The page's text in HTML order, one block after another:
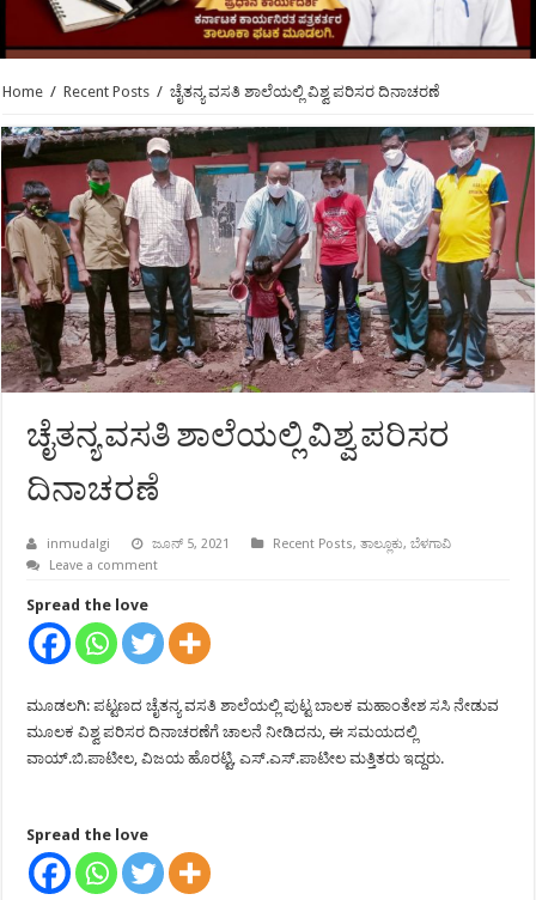
Home / Recent Posts / ಚೈತನ್ಯ ವಸತಿ ಶಾಲೆಯಲ್ಲಿ ವಿಶ್ವ ಪರಿಸರ ದಿನಾಚರಣೆ
ಚೈತನ್ಯ ವಸತಿ ಶಾಲೆಯಲ್ಲಿ ವಿಶ್ವ ಪರಿಸರ
ದಿನಾಚರಣೆ
inmudalgi ಜೂನ್ 5, 2021 Recent Posts,ತಾಲ್ಲೂಕು,ಬೆಳಗಾವಿ
Leave a comment
Spread the love
ಮೂಡಲಗಿ: ಪಟ್ಟಣದ ಚೈತನ್ಯ ವಸತಿ ಶಾಲೆಯಲ್ಲಿ ಪುಟ್ಟ ಬಾಲಕ ಮಹಾಂತೇಶ ಸಸಿ ನೇಡುವ
ಮೂಲಕ ವಿಶ್ವ ಪರಿಸರ ದಿನಾಚರಣೆಗೆ ಚಾಲನೆ ನೀಡಿದನು, ಈ ಸಮಯದಲ್ಲಿ
ವಾಯ್.ಬಿ.ಪಾಟೀಲ, ವಿಜಯ ಹೊರಟ್ಟಿ, ಎಸ್.ಎಸ್.ಪಾಟೀಲ ಮತ್ತಿತರು ಇದ್ದರು.
Spread the love